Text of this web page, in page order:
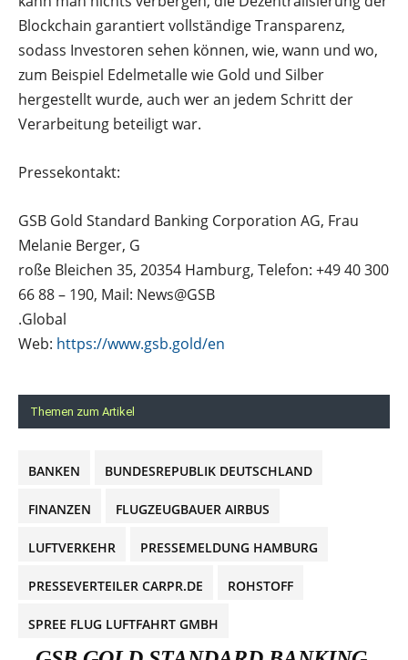
Blockchain garantiert vollständige Transparenz,
sodass Investoren sehen können, wie, wann und wo,
zum Beispiel Edelmetalle wie Gold und Silber
hergestellt wurde, auch wer an jedem Schritt der
Verarbeitung beteiligt war.
Pressekontakt:
GSB Gold Standard Banking Corporation AG, Frau
Melanie Berger, G
roße Bleichen 35, 20354 Hamburg, Telefon: +49 40 300
66 88 – 190, Mail: News@GSB
.Global
Web: https://www.gsb.gold/en
Themen zum Artikel
BANKEN BUNDESREPUBLIK DEUTSCHLAND
FINANZEN FLUGZEUGBAUER AIRBUS
LUFTVERKEHR PRESSEMELDUNG HAMBURG
PRESSEVERTEILER CARPR.DE ROHSTOFF
SPREE FLUG LUFTFAHRT GMBH